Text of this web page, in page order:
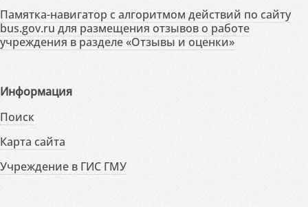
Памятка-навигатор с алгоритмом действий по сайту
bus.gov.ru для размещения отзывов о работе
учреждения в разделе «Отзывы и оценки»
Информация
Поиск
Карта сайта
Учреждение в ГИС ГМУ